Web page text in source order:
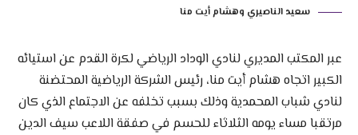
سعيد الناصيري وهشام أيت منا
عبر المكتب المديري لنادي الوداد الرياضي لكرة القدم عن استيائه
الكبير اتجاه هشام أيت منا، رئيس الشركة الرياضية المحتضنة
لنادي شباب المحمدية وذلك بسبب تخلفه عن الاجتماع الذي كان
مرتقبا مساء يومه الثلاثاء للحسم في صفقة اللاعب سيف الدين